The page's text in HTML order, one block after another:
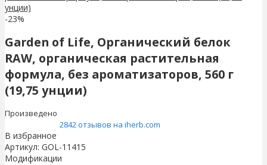
-23%
Garden of Life, Органический белок
RAW, органическая растительная
формула, без ароматизаторов, 560 г
(19,75 унции)
Произведено
2842 отзывов на iherb.com
В избранное
Артикул: GOL-11415
Модификации